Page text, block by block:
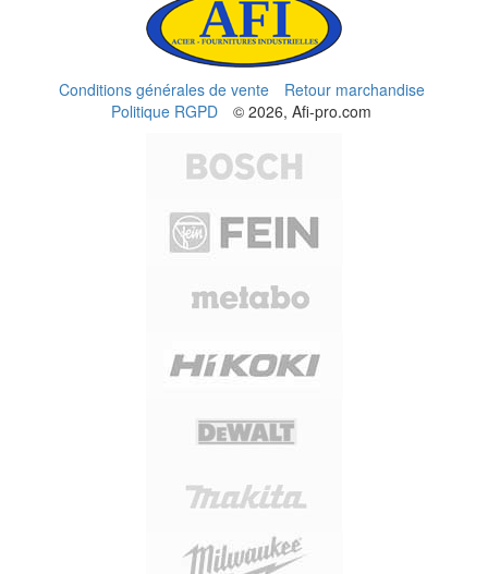
Conditions générales de vente
Retour marchandise
Politique RGPD
© 2026, Afi-pro.com